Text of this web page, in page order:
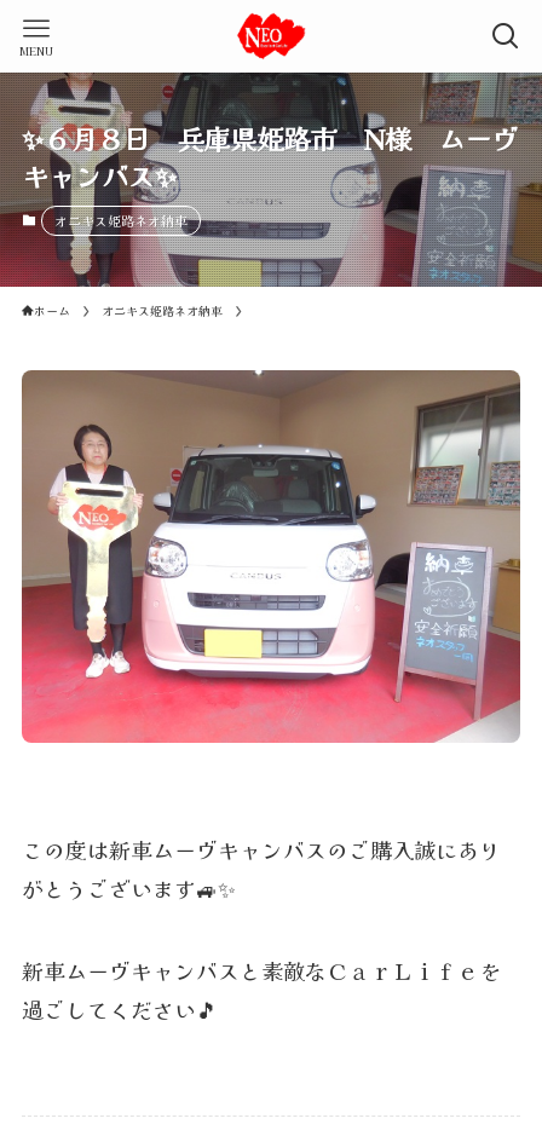
MENU
✨６月８日 兵庫県姫路市 N様 ムーヴ
キャンバス✨
オニキス姫路ネオ納車
ホーム オニキス姫路ネオ納車
この度は新車ムーヴキャンバスのご購入誠にあり
がとうございます🚙✨
新車ムーヴキャンバスと素敵なＣａｒＬｉｆｅを
過ごしてください🎵